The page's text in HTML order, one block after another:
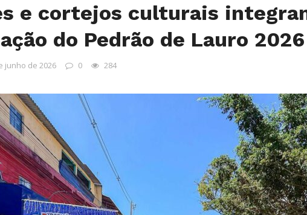
e cortejos culturais
do Pedrão de Lauro
junho de 2026 0 284